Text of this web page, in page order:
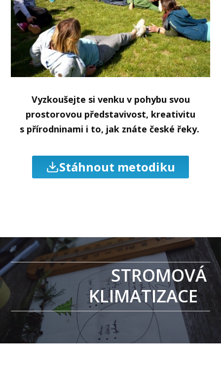
Vyzkoušejte si venku v pohybu svou
prostorovou představivost, kreativitu
s přírodninami i to, jak znáte české řeky.
Stáhnout metodiku
STROMOVÁ
KLIMATIZACE